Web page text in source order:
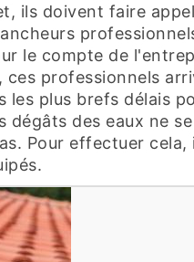
ils doivent faire
le compte de
ces professionnels
les plus brefs délais
dégâts des eaux ne se
Pour effectuer cela,